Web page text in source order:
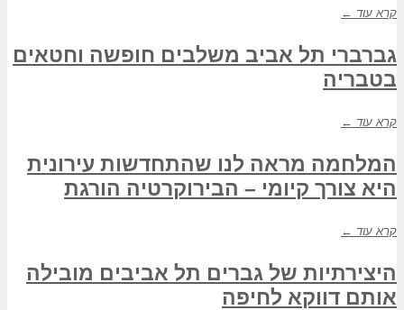
קרא עוד ←
גברברי תל אביב משלבים חופשה וחטאים
בטבריה
קרא עוד ←
המלחמה מראה לנו שהתחדשות עירונית
היא צורך קיומי – הבירוקרטיה הורגת
קרא עוד ←
היצירתיות של גברים תל אביבים מובילה
אותם דווקא לחיפה